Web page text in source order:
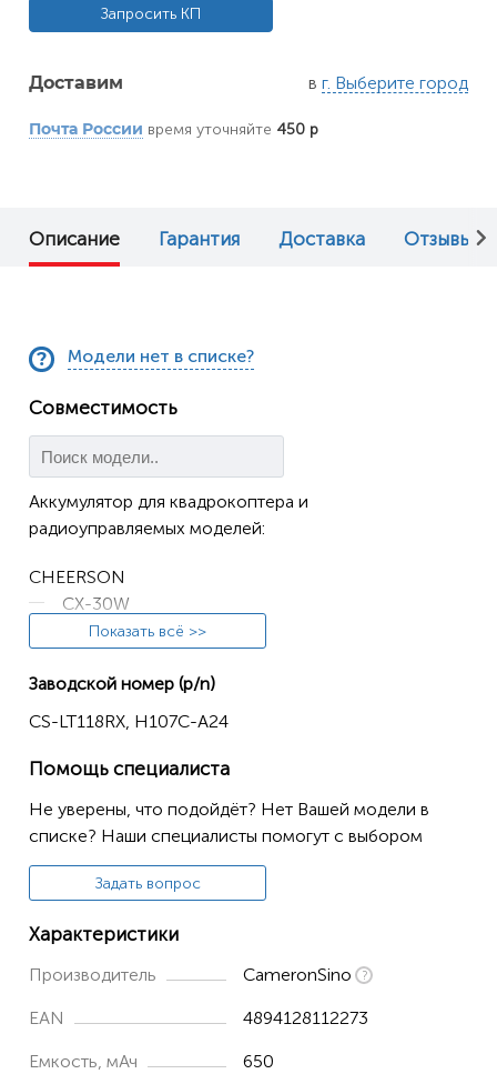
Запросить КП
Доставим в г. Выберите город
Почта России время уточняйте 450 р
Описание Гарантия Доставка Отзывы (0)
Модели нет в списке?
Совместимость
Аккумулятор для квадрокоптера и
радиоуправляемых моделей:
CHEERSON
CX-30W
HUAJUN
W609-10
W609-9
HUBSAN
H107C
H107D
H107D Mini
H107L
JXD385
X4 H107L
JJRC
Показать всё >>
Заводской номер (p/n)
CS-LT118RX, H107C-A24
Помощь специалиста
Не уверены, что подойдёт? Нет Вашей модели в
списке? Наши специалисты помогут с выбором
Задать вопрос
Характеристики
Производитель CameronSino
EAN 4894128112273
Емкость, мАч 650